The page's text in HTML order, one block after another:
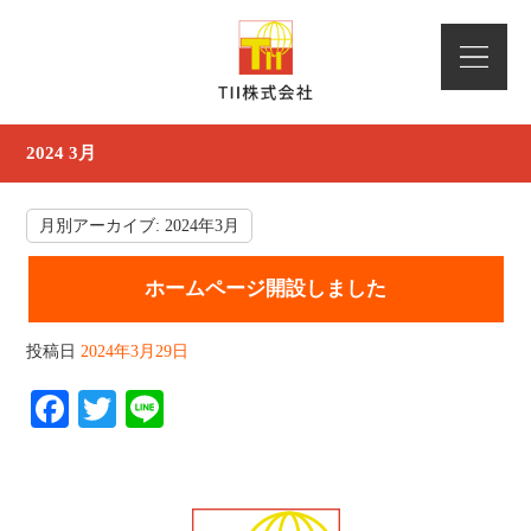
2024 3月
月別アーカイブ:2024年3月
ホームページ開設しました
投稿日 2024年3月29日
Fa T